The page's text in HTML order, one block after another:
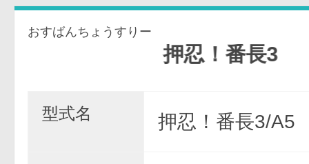
おすばんちょうすりー
押忍！番長3
型式名 押忍！番長3/A5